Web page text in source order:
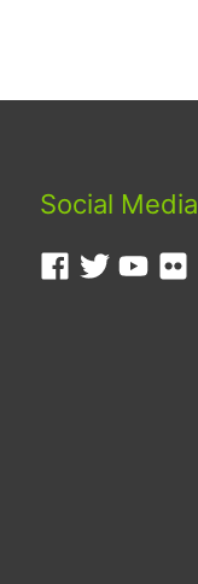
Social Media